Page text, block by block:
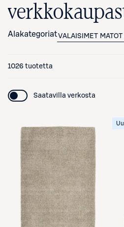
AlakategoriatVALAISIMET MATOT
1026 tuotetta
Saatavilla verkosta